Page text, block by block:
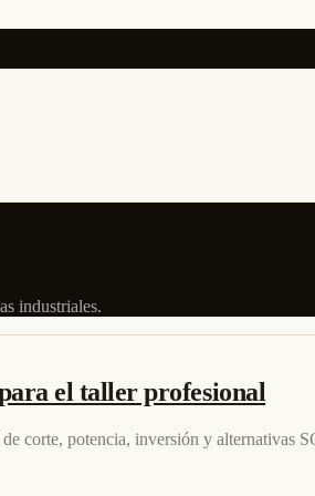
industriales.
el taller profesional
corte, potencia, inversión y alternativas